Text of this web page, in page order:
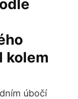
kolem
úbočí